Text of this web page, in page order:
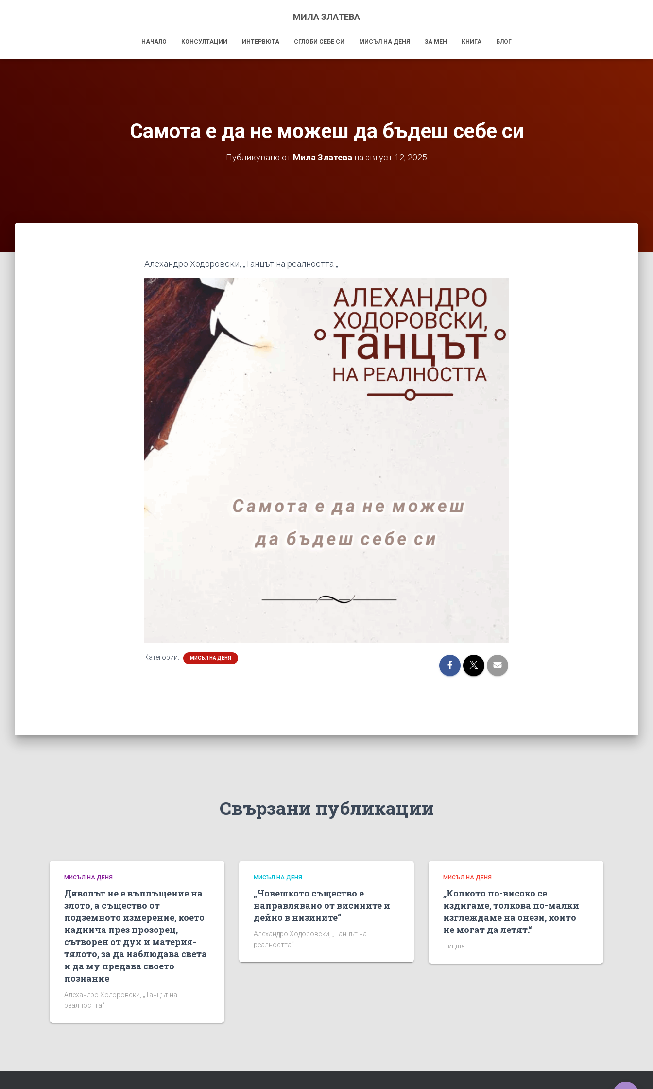
МИЛА ЗЛАТЕВА
НАЧАЛО КОНСУЛТАЦИИ ИНТЕРВЮТА СГЛОБИ СЕБЕ СИ МИСЪЛ НА ДЕНЯ ЗА МЕН КНИГА БЛОГ
Самота е да не можеш да бъдеш себе си
Публикувано от Мила Златева на август 12, 2025
Алехандро Ходоровски, „Танцът на реалността „
Категории: МИСЪЛ НА ДЕНЯ
Свързани публикации
МИСЪЛ НА ДЕНЯ
Дяволът не е въплъщение на
злото, а същество от
подземното измерение, което
наднича през прозорец,
сътворен от дух и материя-
тялото, за да наблюдава света
и да му предава своето
познание
Алехандро Ходоровски, „Танцът на
реалността“
МИСЪЛ НА ДЕНЯ
„Човешкото същество е
направлявано от висините и
дейно в низините“
Алехандро Ходоровски, „Танцът на
реалността“
МИСЪЛ НА ДЕНЯ
„Колкото по-високо се
издигаме, толкова по-малки
изглеждаме на онези, които
не могат да летят.“
Ницше